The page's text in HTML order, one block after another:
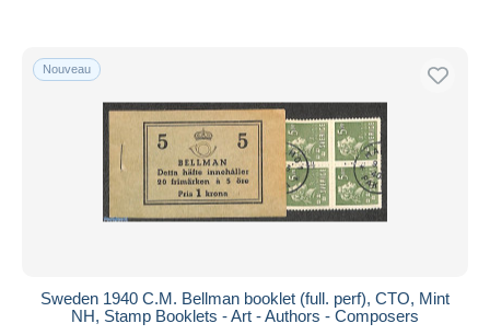
Nouveau
Sweden 1940 C.M. Bellman booklet (full. perf), CTO, Mint
NH, Stamp Booklets - Art - Authors - Composers